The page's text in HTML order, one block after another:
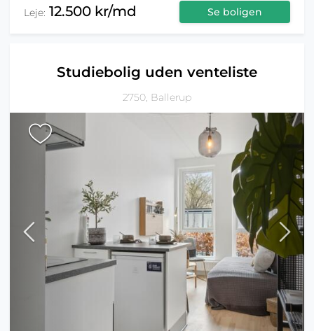
Leje: 12.500 kr/md Se boligen
Studiebolig uden venteliste
2750, Ballerup